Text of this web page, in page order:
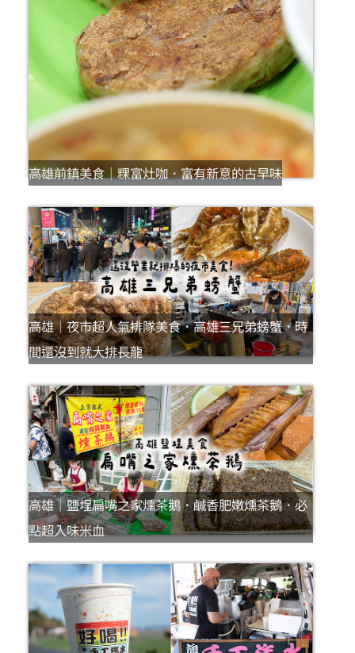
高雄前鎮美食｜粿富灶咖．富有新意的古早味
高雄｜夜市超人氣排隊美食．高雄三兄弟螃蟹．時
間還沒到就大排長龍
高雄｜鹽埕扁嘴之家燻茶鵝．鹹香肥嫩燻茶鵝．必
點超入味米血